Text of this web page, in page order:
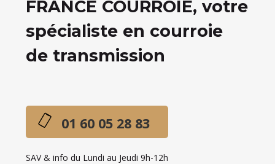
FRANCE COURROIE, votre
spécialiste en courroie
de transmission
01 60 05 28 83
SAV & info du Lundi au Jeudi 9h-12h